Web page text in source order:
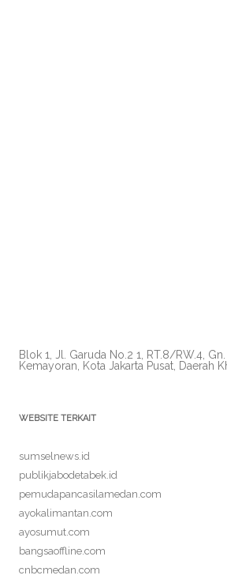
Blok 1, Jl. Garuda No.2 1, RT.8/RW.4, Gn.
Kemayoran, Kota Jakarta Pusat, Daerah
WEBSITE TERKAIT
sumselnews.id
publikjabodetabek.id
pemudapancasilamedan.com
ayokalimantan.com
ayosumut.com
bangsaoffline.com
cnbcmedan.com